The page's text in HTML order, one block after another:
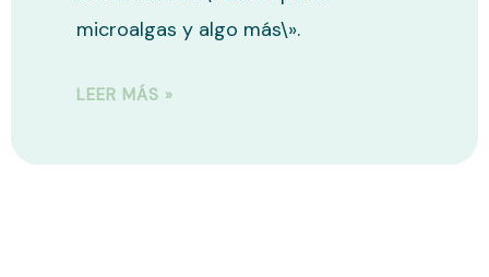
microalgas y algo más\».
LEER MÁS »